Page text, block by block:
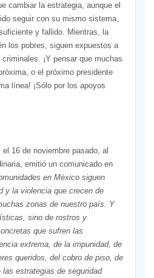
cambiar la estrategia, aunque el
seguir con su mismo sistema,
y fallido. Mientras, la
los pobres, siguen expuestos a
¡Y pensar que muchas
o el próximo presidente
línea! ¡Sólo por los apoyos
16 de noviembre pasado, al
emitió un comunicado en
en México siguen
y la violencia que crecen de
zonas de nuestro país. Y
sino de rostros y
que sufren las
extrema, de la impunidad, de
queridos, del cobro de piso, de
estrategias de seguridad